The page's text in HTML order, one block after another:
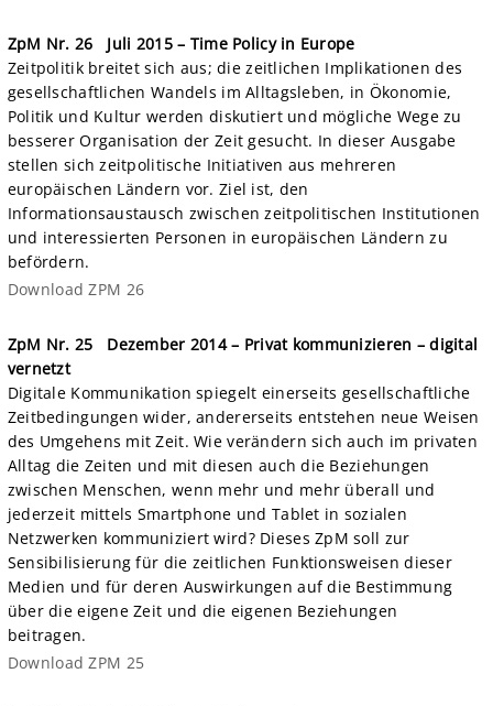
ZpM Nr. 26
Juli 2015 – Time Policy in Europe
Zeitpolitik breitet sich aus; die zeitlichen Implikationen des
gesellschaftlichen Wandels im Alltagsleben, in Ökonomie,
Politik und Kultur werden diskutiert und mögliche Wege zu
besserer Organisation der Zeit gesucht. In dieser Ausgabe
stellen sich zeitpolitische Initiativen aus mehreren
europäischen Ländern vor. Ziel ist, den
Informationsaustausch zwischen zeitpolitischen Institutionen
und interessierten Personen in europäischen Ländern zu
befördern.
Download ZPM 26
ZpM Nr. 25
Dezember 2014 – Privat kommunizieren – digital
vernetzt
Digitale Kommunikation spiegelt einerseits gesellschaftliche
Zeitbedingungen wider, andererseits entstehen neue Weisen
des Umgehens mit Zeit. Wie verändern sich auch im privaten
Alltag die Zeiten und mit diesen auch die Beziehungen
zwischen Menschen, wenn mehr und mehr überall und
jederzeit mittels Smartphone und Tablet in sozialen
Netzwerken kommuniziert wird? Dieses ZpM soll zur
Sensibilisierung für die zeitlichen Funktionsweisen dieser
Medien und für deren Auswirkungen auf die Bestimmung
über die eigene Zeit und die eigenen Beziehungen
beitragen.
Download ZPM 25